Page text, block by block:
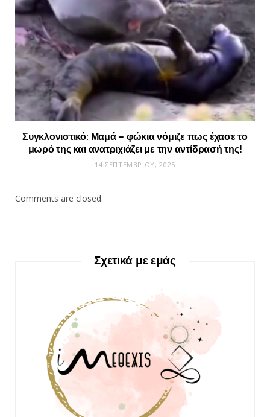
Συγκλονιστικό: Μαμά – φώκια νόμιζε πως έχασε το
μωρό της και ανατριχιάζει με την αντίδρασή της!
14 ΣΕΠΤΕΜΒΡΊΟΥ, 2025
Comments are closed.
Σχετικά με εμάς